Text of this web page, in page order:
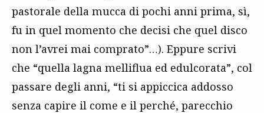
pastorale della mucca di pochi anni prima, sì,
fu in quel momento che decisi che quel disco
non l’avrei mai comprato”…). Eppure scrivi
che “quella lagna melliflua ed edulcorata”, col
passare degli anni, “ti si appiccica addosso
senza capire il come e il perché, parecchio